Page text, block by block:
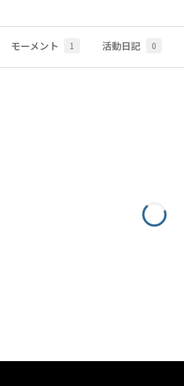
モーメント 1 活動日記 0